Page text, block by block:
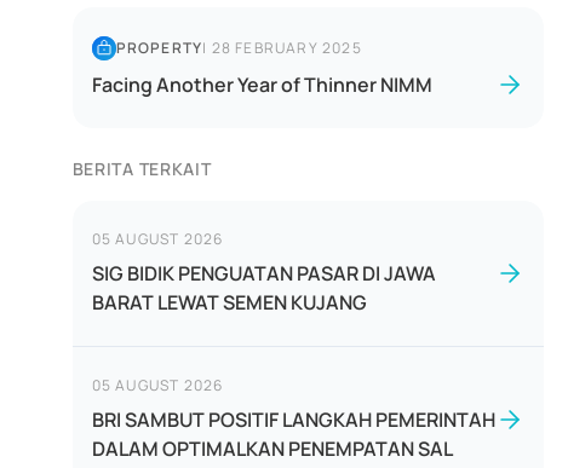
PROPERTY| 28 FEBRUARY 2025
Facing Another Year of Thinner NIMM
BERITA TERKAIT
05 AUGUST 2026
SIG BIDIK PENGUATAN PASAR DI JAWA
BARAT LEWAT SEMEN KUJANG
05 AUGUST 2026
BRI SAMBUT POSITIF LANGKAH PEMERINTAH
DALAM OPTIMALKAN PENEMPATAN SAL